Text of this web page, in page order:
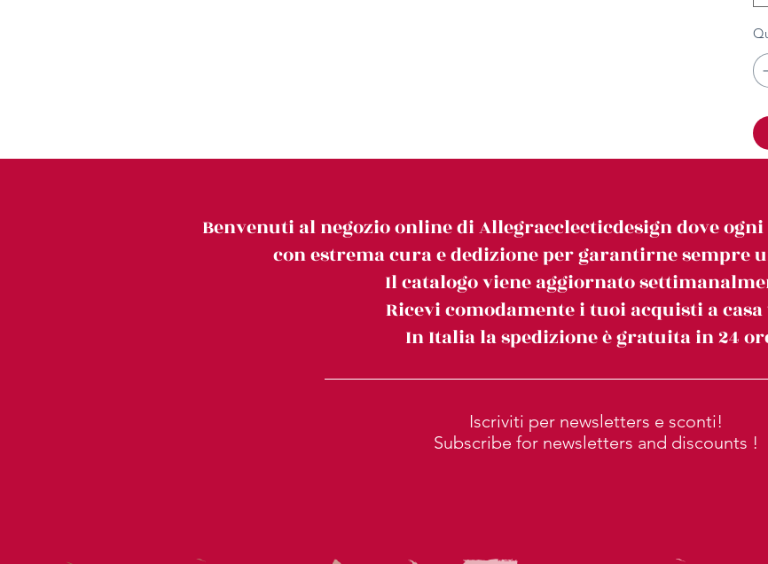
Benvenuti al negozio online di Allegraeclecticdesign dove
con estrema cura e dedizione per garantirne sempre
Il catalogo viene aggiornato
Ricevi comodamente i tuoi acquisti a
In Italia la spedizione è gratuita in 24
Iscriviti per newsletters e sconti!
Subscribe for newsletters and discounts !